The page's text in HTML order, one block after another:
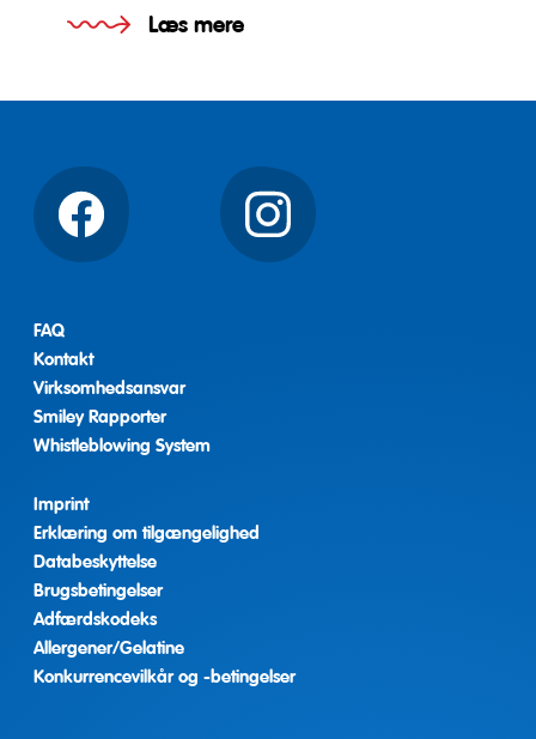
Læs mere
Facebook Instagram
FAQ
Kontakt
Virksomhedsansvar
Smiley Rapporter
Whistleblowing System
Imprint
Erklæring om tilgængelighed
Databeskyttelse
Brugsbetingelser
Adfærdskodeks
Allergener/Gelatine
Konkurrencevilkår og -betingelser